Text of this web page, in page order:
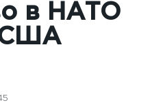
в НАТО
США